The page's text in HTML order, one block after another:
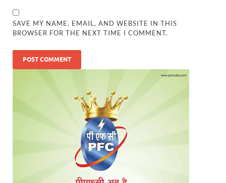
SAVE MY NAME, EMAIL, AND WEBSITE IN THIS
BROWSER FOR THE NEXT TIME I COMMENT.